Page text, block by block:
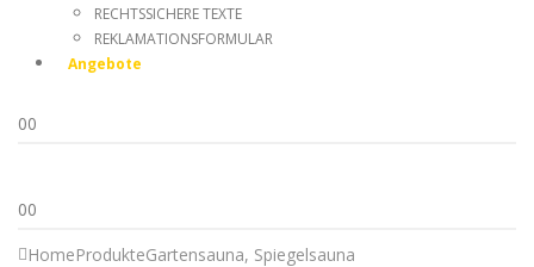
RECHTSSICHERE TEXTE
REKLAMATIONSFORMULAR
Angebote
00
00
HomeProdukteGartensauna, Spiegelsauna